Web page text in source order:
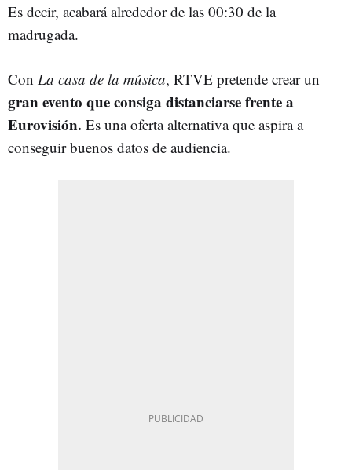
Es decir, acabará alrededor de las 00:30 de la
madrugada.
Con La casa de la música, RTVE pretende crear un
gran evento que consiga distanciarse frente a
Eurovisión. Es una oferta alternativa que aspira a
conseguir buenos datos de audiencia.